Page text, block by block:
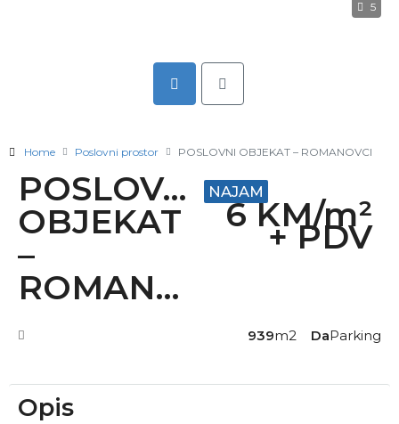
5
Home Poslovni prostor POSLOVNI OBJEKAT – ROMANOVCI
POSLOVNI
OBJEKAT
–
ROMANOVCI
NAJAM
6 KM/m²
+ PDV
m2
939 Parking
Da
Opis